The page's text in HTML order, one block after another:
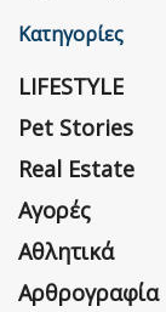
Κατηγορίες
LIFESTYLE
Pet Stories
Real Estate
Αγορές
Αθλητικά
Αρθρογραφία